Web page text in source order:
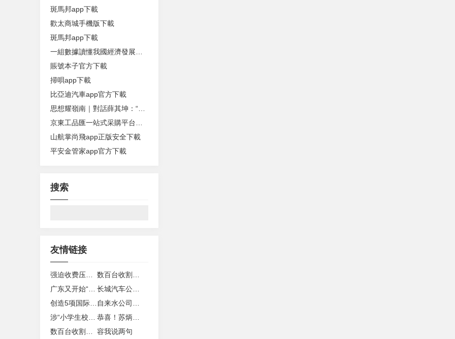
斑馬邦app下載
歡太商城手機版下載
斑馬邦app下載
一組數據讀懂我國經濟發展向新向優向好背後的底氣
賬號本子官方下載
掃唄app下載
比亞迪汽車app官方下載
思想耀嶺南｜對話薛其坤：“舉國體製”讓科學家團結奮鬥
京東工品匯一站式采購平台下載
山航掌尚飛app正版安全下載
平安金管家app官方下載
搜索
友情链接
强迫收费压榨商户、涉黄涉毒攫取巨资！杨柱等14人涉黑案一审判了
数百台收割机在河南高速堵5天，直接损失上亿？官方回应
广东又开始“下芒果”了！但切记只能看不能吃
长城汽车公开举报比亚迪，比亚迪回应：欢迎有关部门随时调查
创造5项国际领先桥梁技术，深中通道伶仃洋大桥今日合龙
自来水公司呼吁“每月洗澡2
涉“小学生校内被撞身亡”不当言论 微博禁言关闭33个账号
恭喜！苏炳添官宣二胎得子，晒一家四口牵手照片
数百台收割机在河南高速堵5天，直接损失上亿？官方回应
容我说两句